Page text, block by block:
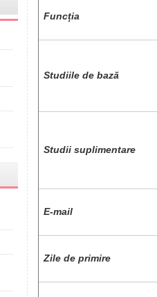
Funcția
Studiile de bază
Studii suplimentare
E-mail
Zile de primire